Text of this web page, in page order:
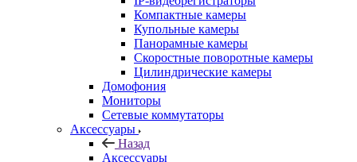
Компактные камеры
Купольные камеры
Панорамные камеры
Скоростные поворотные камеры
Цилиндрические камеры
Домофония
Мониторы
Сетевые коммутаторы
Аксессуары
Назад
Аксессуары